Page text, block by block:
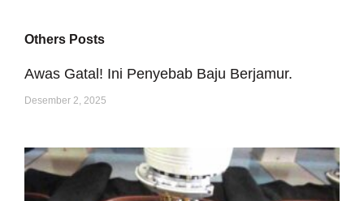
Others Posts
Awas Gatal! Ini Penyebab Baju Berjamur.
Desember 2, 2025